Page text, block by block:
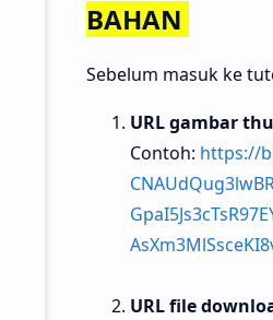
BAHAN
Sebelum masuk ke
URL gambar
Contoh: https://
URL file